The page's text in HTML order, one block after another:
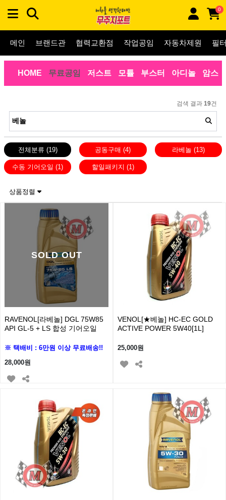
0
메인 브랜드관 협력교환점 작업공임 자동차제원 필
HOME 무료공임 저스트 모튤 부스터 아디놀 암스
검색 결과 19건
전체분류 (19) 공동구매(4) 라베놀 (13)
수동 기어오일(1) 할일패키지 (1)
상품정렬
SOLD OUT
RAVENOL[라베놀] DGL 75W85
API GL-5 + LS 합성 기어오일
※ 택배비 : 6만원 이상 무료배송!!
28,000원
VENOL[★베놀] HC-EC GOLD
ACTIVE POWER 5W40[1L]
25,000원